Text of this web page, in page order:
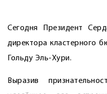
Сегодня Президент
директора кластерного
Гольду Эль-Хури.
Выразив